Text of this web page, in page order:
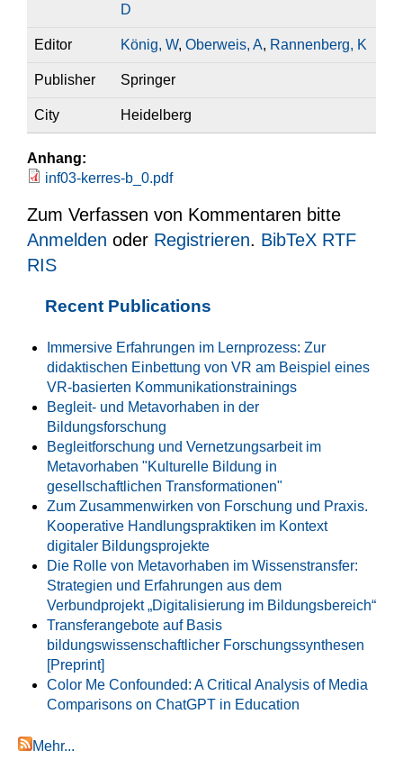
D
Editor König, W, Oberweis, A, Rannenberg, K
Publisher Springer
City Heidelberg
Anhang:
inf03-kerres-b_0.pdf
Zum Verfassen von Kommentaren bitte
Anmelden oder Registrieren. BibTeX RTF
RIS
Recent Publications
Immersive Erfahrungen im Lernprozess: Zur
didaktischen Einbettung von VR am Beispiel eines
VR-basierten Kommunikationstrainings
Begleit- und Metavorhaben in der
Bildungsforschung
Begleitforschung und Vernetzungsarbeit im
Metavorhaben "Kulturelle Bildung in
gesellschaftlichen Transformationen"
Zum Zusammenwirken von Forschung und Praxis.
Kooperative Handlungspraktiken im Kontext
digitaler Bildungsprojekte
Die Rolle von Metavorhaben im Wissenstransfer:
Strategien und Erfahrungen aus dem
Verbundprojekt „Digitalisierung im Bildungsbereich“
Transferangebote auf Basis
bildungswissenschaftlicher Forschungssynthesen
[Preprint]
Color Me Confounded: A Critical Analysis of Media
Comparisons on ChatGPT in Education
Mehr...